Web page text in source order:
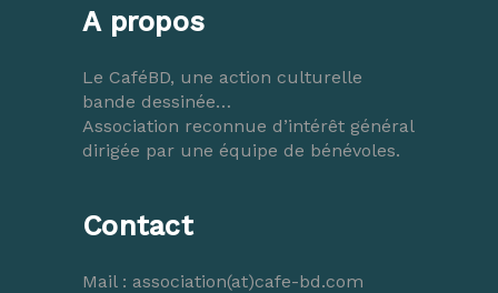
A propos
Le CaféBD, une action culturelle
bande dessinée…
Association reconnue d’intérêt général
dirigée par une équipe de bénévoles.
Contact
Mail : association(at)cafe-bd.com